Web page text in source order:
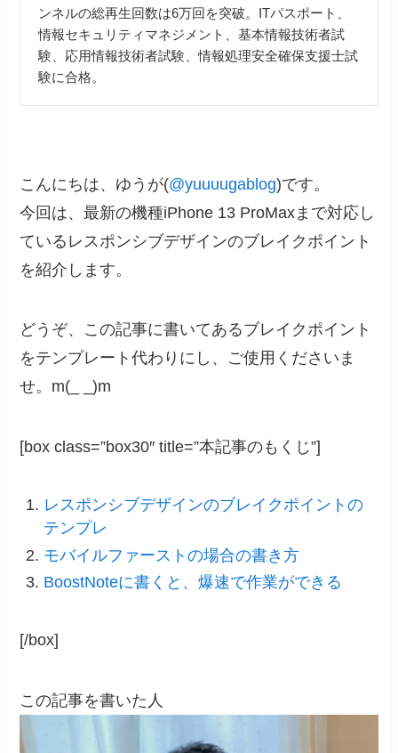
ンネルの総再生回数は6万回を突破。ITパスポート、
情報セキュリティマネジメント、基本情報技術者試
験、応用情報技術者試験、情報処理安全確保支援士試
験に合格。
こんにちは、ゆうが(@yuuuugablog)です。
今回は、最新の機種iPhone 13 ProMaxまで対応し
ているレスポンシブデザインのブレイクポイント
を紹介します。
どうぞ、この記事に書いてあるブレイクポイント
をテンプレート代わりにし、ご使用くださいま
せ。m(_ _)m
[box class=”box30″ title=”本記事のもくじ”]
レスポンシブデザインのブレイクポイントの
テンプレ
モバイルファーストの場合の書き方
BoostNoteに書くと、爆速で作業ができる
[/box]
この記事を書いた人